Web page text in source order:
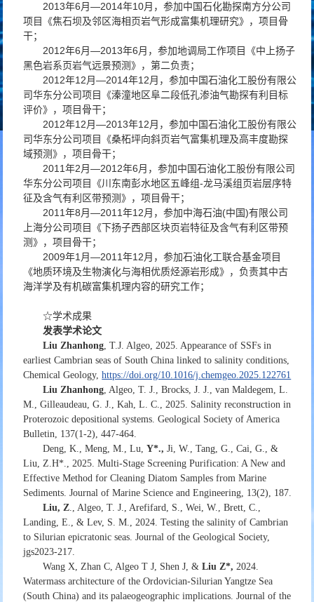
2013年6月—2014年10月，参加中国石化勘探南方分公司
项目《焦石坝及邻区海相页岩气形成富集机理研究》，项目骨
干；
2012年6月—2013年6月，参加地调局工作项目《中上扬子
黑色岩系页岩气远景预测》，第二负责；
2012年12月—2014年12月，参加中国石油化工股份有限公
司华东分公司项目《溱潼地区阜二段低孔渗油气勘探有利目标
评价》，项目骨干；
2012年12月—2013年12月，参加中国石油化工股份有限公
司华东分公司项目《桑柘坪向斜页岩气富集机理及高丰度勘探
域预测》，项目骨干；
2011年2月—2012年6月，参加中国石油化工股份有限公司
华东分公司项目《川东南彭水地区五峰组-龙马溪组页岩层序特
征及含气有利区带预测》，项目骨干；
2011年8月—2011年12月，参加中海石油(中国)有限公司
上海分公司项目《下扬子西部区块页岩特征及含气有利区带预
测》，项目骨干；
2009年1月—2011年12月，参加石油化工联合基金项目
《地质环境及生物演化与海相优质烃源岩形成》，负责其中古
海洋学及有机碳富集机理内容的研究工作；
☆学术成果
发表学术论文
Liu Zhanhong, T.J. Algeo, 2025. Appearance of SSFs in
earliest Cambrian seas of South China linked to salinity conditions,
Chemical Geology,https://doi.org/10.1016/j.chemgeo.2025.122761
Liu Zhanhong, Algeo, T. J., Brocks, J. J., van Maldegem, L.
M., Gilleaudeau, G. J., Kah, L. C., 2025. Salinity reconstruction in
Proterozoic depositional systems. Geological Society of America
Bulletin, 137(1-2), 447-464.
Deng, K., Meng, M., Lu,Y*., Ji, W., Tang, G., Cai, G., &
Liu, Z.H*., 2025. Multi-Stage Screening Purification: A New and
Effective Method for Cleaning Diatom Samples from Marine
Sediments. Journal of Marine Science and Engineering, 13(2), 187.
Liu, Z., Algeo, T. J., Arefifard, S., Wei, W., Brett, C.,
Landing, E., & Lev, S. M., 2024. Testing the salinity of Cambrian
to Silurian epicratonic seas. Journal of the Geological Society,
jgs2023-217.
Wang X, Zhan C, Algeo T J, Shen J, &Liu Z*, 2024.
Watermass architecture of the Ordovician-Silurian Yangtze Sea
(South China) and its palaeogeographic implications. Journal of the